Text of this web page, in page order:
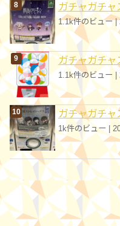
ガチャガチャ
1.1k件のビュー|
ガチャガチャ
1.1k件のビュー |
ガチャガチャ
1k件のビュー